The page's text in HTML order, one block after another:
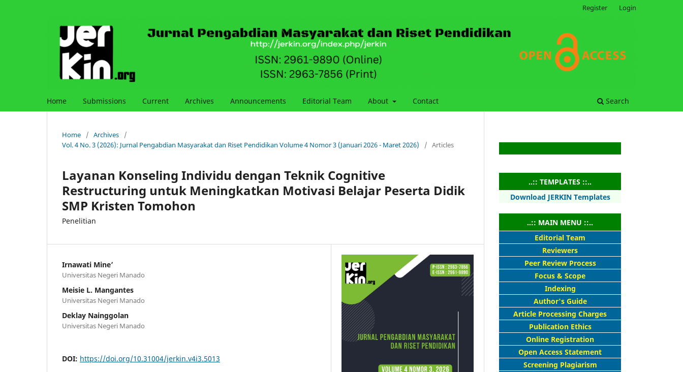
Home Submissions Current Archives Announcements Editorial Team About Contact Search
Register Login
Home / Archives
/
Vol. 4 No. 3 (2026): Jurnal Pengabdian Masyarakat dan Riset Pendidikan Volume 4 Nomor 3 (Januari 2026 - Maret 2026)
/ Articles
Layanan Konseling Individu dengan Teknik Cognitive
Restructuring untuk Meningkatkan Motivasi Belajar Peserta Didik
SMP Kristen Tomohon
Penelitian
Irnawati Mine’
Universitas Negeri Manado
Meisie L. Mangantes
Universitas Negeri Manado
Deklay Nainggolan
Universitas Negeri Manado
DOI: https://doi.org/10.31004/jerkin.v4i3.5013
..:: TEMPLATES ::..
Download JERKIN Templates
..:: MAIN MENU ::..
Editorial Team
Reviewers
Peer Review Process
Focus & Scope
Indexing
Author's Guide
Article Processing Charges
Publication Ethics
Online Registration
Open Access Statement
Screening Plagiarism